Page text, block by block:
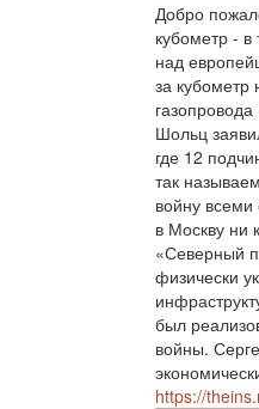
Добро
кубометр -
над
за кубометр
Шольц
где 12
так
войну
в Москву ни
«Северный
физически
был
войны.
https://